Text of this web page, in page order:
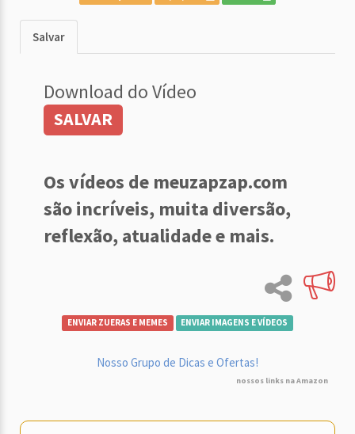
Salvar
Download do Vídeo
SALVAR
Os vídeos de meuzapzap.com
são incríveis, muita diversão,
reflexão, atualidade e mais.
ENVIAR ZUERAS E MEMES ENVIAR IMAGENS E VÍDEOS
Nosso Grupo de Dicas e Ofertas!
nossos links na Amazon